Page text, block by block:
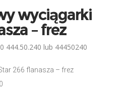
wyciągarki
– frez
444.50.240 lub 44450240
266 flanasza – frez